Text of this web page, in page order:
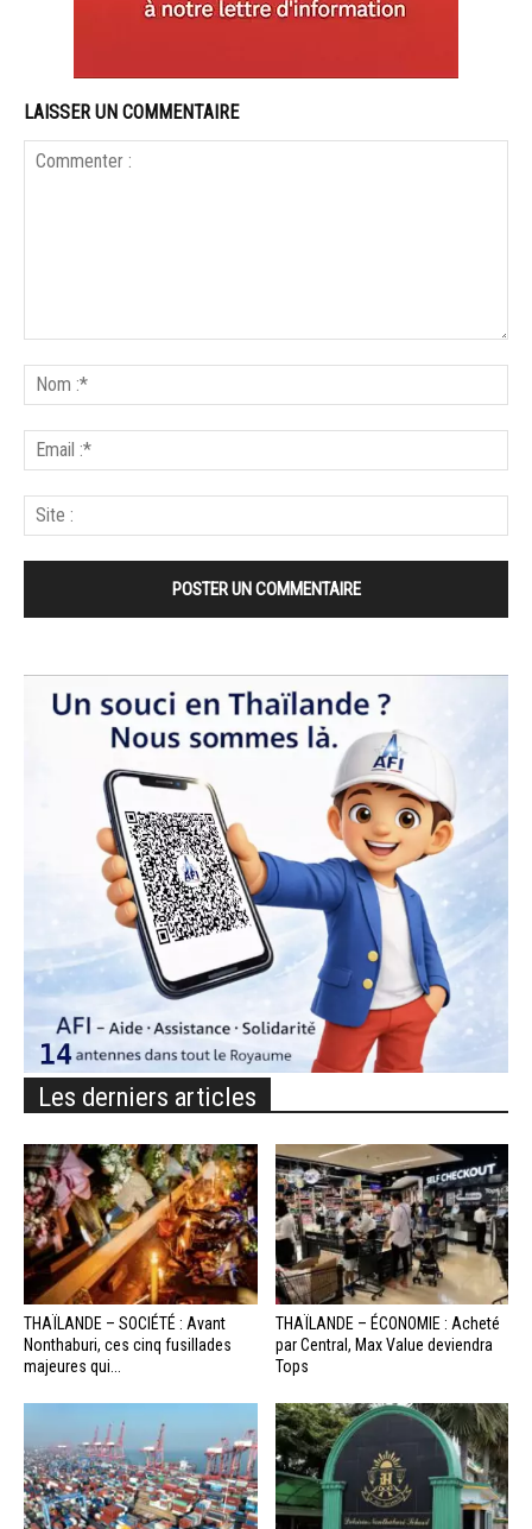
LAISSER UN COMMENTAIRE
Les derniers articles
THAÏLANDE – SOCIÉTÉ : Avant
Nonthaburi, ces cinq fusillades
majeures qui...
THAÏLANDE – ÉCONOMIE : Acheté
par Central, Max Value deviendra
Tops